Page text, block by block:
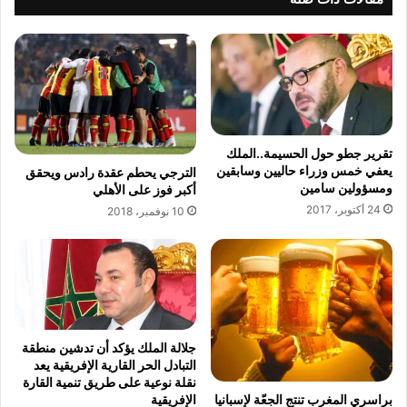
ب
ا
ب
ه
ل
أ
ا
ح
ي
ا
ل
ع
ي
د
ي
ض
ا
ء
-
ط
ي
ط
ل
ب
ب
ف
ت
ح
ح
تقرير جطو حول الحسيمة..الملك
يعفي خمس وزراء حاليين وسابقين
ومسؤولين سامين
24 أكتوبر، 2017
الترجي يحطم عقدة رادس ويحقق
أكبر فوز على الأهلي
10 نوفمبر، 2018
براسري المغرب تنتج الجعّة لإسبانيا
جلالة الملك‮ ‬يؤكد أن تدشين منطقة
التبادل الحر القارية الإفريقية‮ يعد
نقلة نوعية على طريق تنمية القارة
الإفريقية